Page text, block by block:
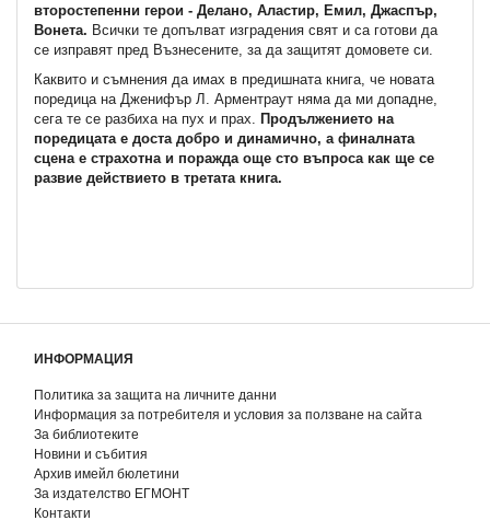
второстепенни герои - Делано, Аластир, Емил, Джаспър,
Вонета. Всички те допълват изградения свят и са готови да
се изправят пред Възнесените, за да защитят домовете си.
Каквито и съмнения да имах в предишната книга, че новата
поредица на Дженифър Л. Арментраут няма да ми допадне,
сега те се разбиха на пух и прах. Продължението на
поредицата е доста добро и динамично, а финалната
сцена е страхотна и поражда още сто въпроса как ще се
развие действието в третата книга.
ИНФОРМАЦИЯ
Политика за защита на личните данни
Информация за потребителя и условия за ползване на сайта
За библиотеките
Новини и събития
Архив имейл бюлетини
За издателство ЕГМОНТ
Контакти